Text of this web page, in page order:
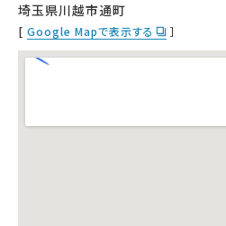
埼玉県川越市通町
[ Google Mapで表示する ］